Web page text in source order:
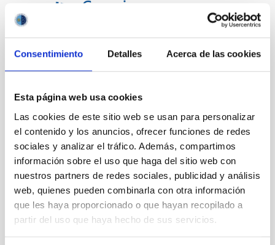
Consentimiento Detalles Acerca de las cookies
Esta página web usa cookies
Las cookies de este sitio web se usan para personalizar
el contenido y los anuncios, ofrecer funciones de redes
sociales y analizar el tráfico. Además, compartimos
información sobre el uso que haga del sitio web con
nuestros partners de redes sociales, publicidad y análisis
web, quienes pueden combinarla con otra información
que les haya proporcionado o que hayan recopilado a
partir del uso que haya hecho de sus servicios.